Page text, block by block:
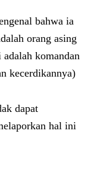
bahwa ia
orang asing
komandan
kecerdikannya)
dapat
hal ini